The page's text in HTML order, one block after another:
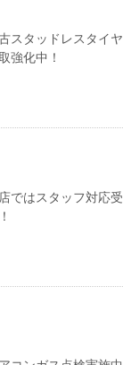
スタッドレスタイ
強化中！
ではスタッフ対応